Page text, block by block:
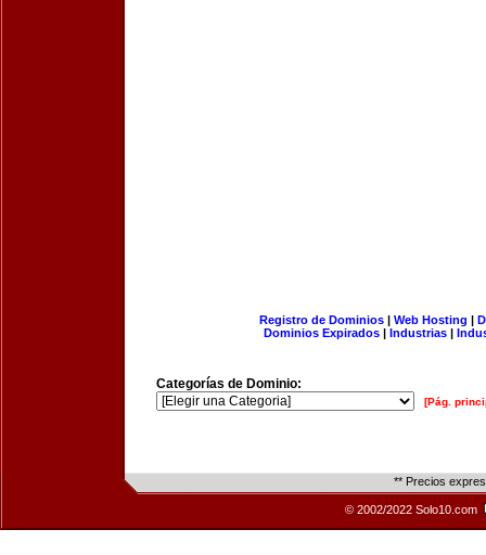
Registro de Dominios| Web Hosting |
Dominios Expirados | Industrias |
Categorías de Dominio:
[Pág.
** Precios
© 2002/2022 Solo10.com